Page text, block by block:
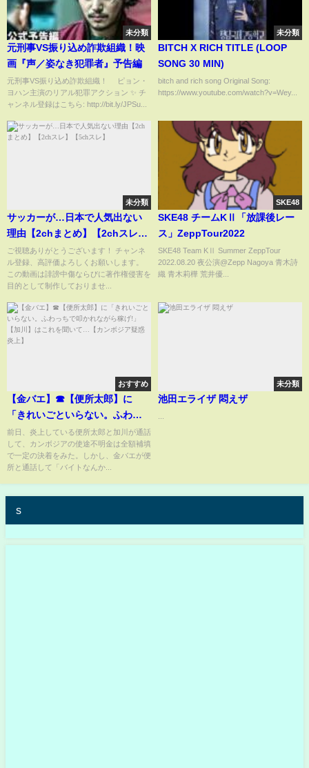
未分類
元刑事VS振り込め詐欺組織！映
画『声／姿なき犯罪者』予告編
元刑事VS振り込め詐欺組織！ ピョン・
ヨハン主演のリアル犯罪アクション ✨ チ
ャンネル登録はこちら: http://bit.ly/JPSu...
未分類
BITCH X RICH TITLE (LOOP
SONG 30 MIN)
bitch and rich song Original Song:
https://www.youtube.com/watch?v=Wey...
未分類
サッカーが…日本で人気出ない
理由【2chまとめ】【2chスレ】
【5chスレ】
ご視聴ありがとうございます！ チャンネ
ル登録、高評価よろしくお願いします。
この動画は誹謗中傷ならびに著作権侵害を
目的として制作しておりませ...
SKE48
SKE48 チームKⅡ「放課後レー
ス」ZeppTour2022
SKE48 Team KⅡ Summer ZeppTour
2022.08.20 夜公演@Zepp Nagoya 青木詩
織 青木莉樺 荒井優...
おすすめ
【金バエ】☎【便所太郎】に
「きれいごといらない。ふわっ
ちで叩かれながら稼げ!」【加
川】はこれを聞いて…【カンボ
ジア疑惑炎上】
前日、炎上している便所太郎と加川が通話
して、カンボジアの使途不明金は全額補填
で一定の決着をみた。しかし、金バエが便
所と通話して「バイトなんか...
未分類
池田エライザ 悶えザ
s